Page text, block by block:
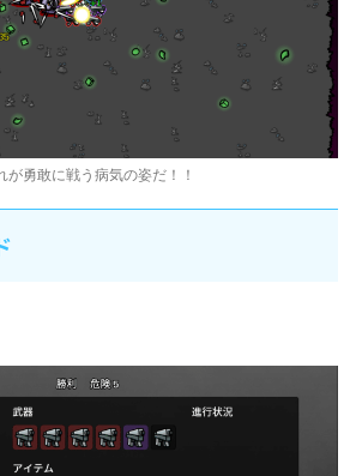
が勇敢に戦う病気の姿だ！！